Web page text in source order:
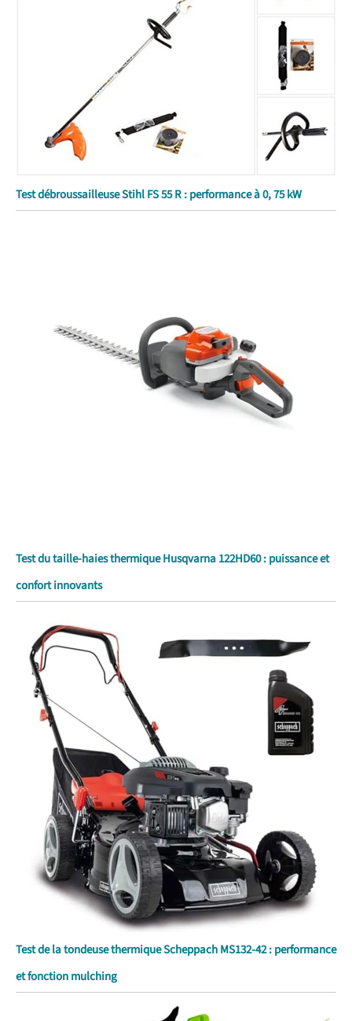
Test débroussailleuse Stihl FS 55 R : performance à 0, 75 kW
Test du taille-haies thermique Husqvarna 122HD60 : puissance et
confort innovants
Test de la tondeuse thermique Scheppach MS132-42 : performance
et fonction mulching